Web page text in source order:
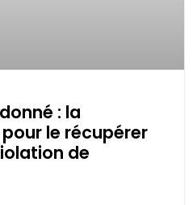
: la
le récupérer
de